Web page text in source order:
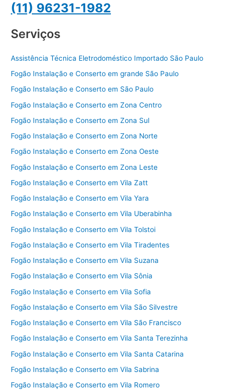
(11) 96231-1982
Serviços
Assistência Técnica Eletrodoméstico Importado São Paulo
Fogão Instalação e Conserto em grande São Paulo
Fogão Instalação e Conserto em São Paulo
Fogão Instalação e Conserto em Zona Centro
Fogão Instalação e Conserto em Zona Sul
Fogão Instalação e Conserto em Zona Norte
Fogão Instalação e Conserto em Zona Oeste
Fogão Instalação e Conserto em Zona Leste
Fogão Instalação e Conserto em Vila Zatt
Fogão Instalação e Conserto em Vila Yara
Fogão Instalação e Conserto em Vila Uberabinha
Fogão Instalação e Conserto em Vila Tolstoi
Fogão Instalação e Conserto em Vila Tiradentes
Fogão Instalação e Conserto em Vila Suzana
Fogão Instalação e Conserto em Vila Sônia
Fogão Instalação e Conserto em Vila Sofia
Fogão Instalação e Conserto em Vila São Silvestre
Fogão Instalação e Conserto em Vila São Francisco
Fogão Instalação e Conserto em Vila Santa Terezinha
Fogão Instalação e Conserto em Vila Santa Catarina
Fogão Instalação e Conserto em Vila Sabrina
Fogão Instalação e Conserto em Vila Romero